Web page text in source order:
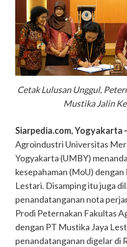
Cetak Lulusan Unggul,
Mustika Jalin
Siarpedia.com, Yogyakarta
Agroindustri Universitas
Yogyakarta (UMBY)
kesepahaman (MoU)
Lestari. Disamping itu juga
penandatanganan nota
Prodi Peternakan Fakultas
dengan PT Mustika Jaya
penandatanganan digelar di